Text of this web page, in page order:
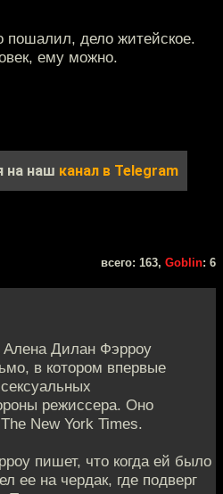
дело житейское.
ему можно.
на наш канал в Telegram
всего: 163, Goblin: 6
Дилан Фэрроу
в котором впервые
режиссера. Оно
New York Times.
пишет, что когда ей было
ее на чердак, где подверг